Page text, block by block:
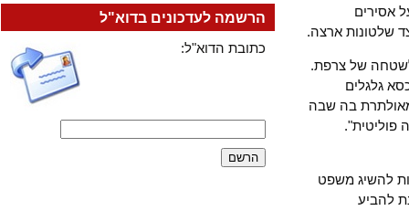
ארצה.
של צרפת.
גלגלים
בה שבה
משפט
הרשמה לעדכונים בדוא"ל
כתובת הדוא"ל: